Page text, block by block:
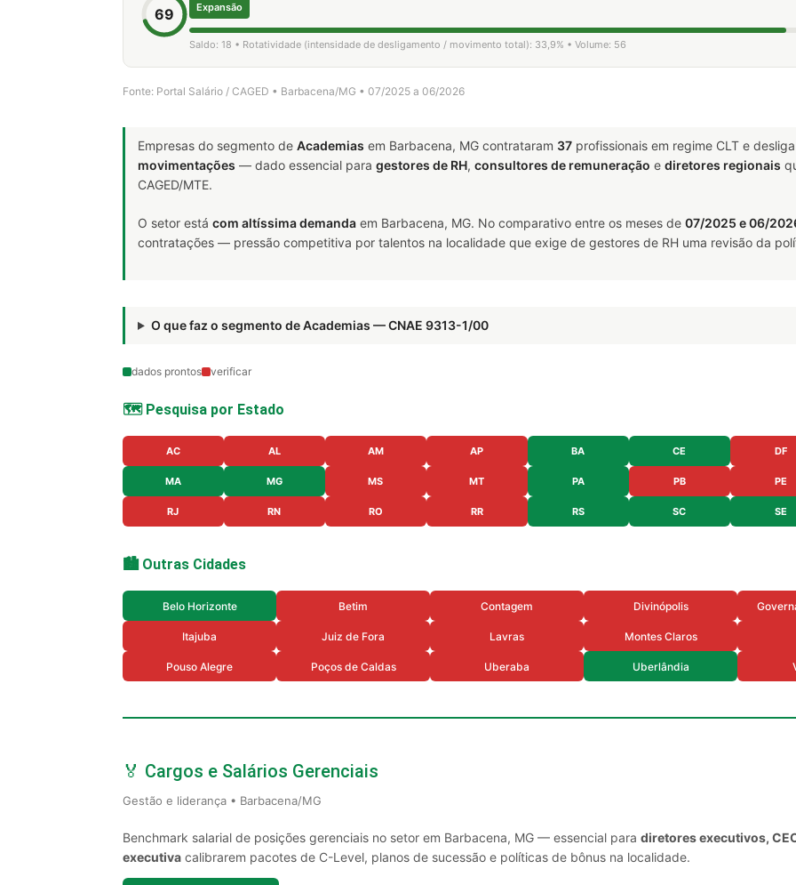
69 Expansão
Saldo: 18 • Rotatividade (intensidade de desligamento / movimento total): 33,9% • Volume: 56
Fonte: Portal Salário / CAGED • Barbacena/MG • 07/2025 a 06/2026
Empresas do segmento de Academias em Barbacena, MG contrataram 37 profissionais em regime CLT e
movimentações — dado essencial para gestores de RH, consultores de remuneração e diretores regionais
CAGED/MTE.
O setor está com altíssima demanda em Barbacena, MG. No comparativo entre os meses de 07/2025 e 06/
contratações — pressão competitiva por talentos na localidade que exige de gestores de RH uma revisão da
O que faz o segmento de Academias — CNAE 9313-1/00
dados prontos verificar
🗺️ Pesquisa por Estado
AC AL AM AP BA CE DF
MA MG MS MT PA PB PE
RJ RN RO RR RS SC SE
🏙️ Outras Cidades
Belo Horizonte Betim Contagem Divinópolis
Itajuba Juiz de Fora Lavras Montes Claros
Pouso Alegre Poços de Caldas Uberaba Uberlândia
🏅 Cargos e Salários Gerenciais
Gestão e liderança • Barbacena/MG
Benchmark salarial de posições gerenciais no setor em Barbacena, MG — essencial para diretores executivos,
executiva calibrarem pacotes de C-Level, planos de sucessão e políticas de bônus na localidade.